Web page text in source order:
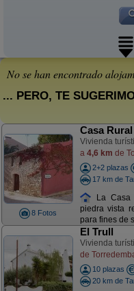
No se han encontrado
... PERO, TE
8 Fotos
Casa
Vivienda
a 4,6 km de
2+2 plazas
17 km de
La Casa
piedra vista
para fines de
El Trull
Vivienda
de
10 plazas
20 km de